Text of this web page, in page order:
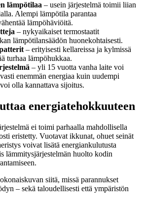
lämpötilaa – usein järjestelmä toimii liian
Alempi lämpötila parantaa
lämpöhäviöitä.
– nykyaikaiset termostaatit
lämpötilansäädön huonekohtaisesti.
– erityisesti kellareissa ja kylmissä
turhaa lämpöhukkaa.
– yli 15 vuotta vanha laite voi
enemmän energiaa kuin uudempi
olla kannattava sijoitus.
energiatehokkuuteen
ei toimi parhaalla mahdollisella
eristetty. Vuotavat ikkunat, ohuet seinät
voivat lisätä energiankulutusta
lämmitysjärjestelmän huolto kodin
siitä, missä parannukset
– sekä taloudellisesti että ympäristön